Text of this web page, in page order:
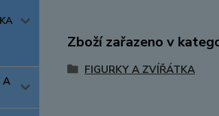
A
Zboží zařazeno v
FIGURKY A ZVÍŘÁTKA